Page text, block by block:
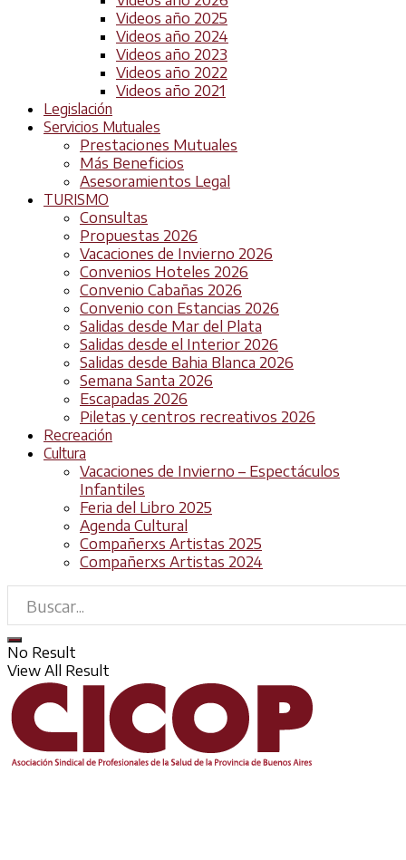
Videos año 2025
Videos año 2024
Videos año 2023
Videos año 2022
Videos año 2021
Legislación
Servicios Mutuales
Prestaciones Mutuales
Más Beneficios
Asesoramientos Legal
TURISMO
Consultas
Propuestas 2026
Vacaciones de Invierno 2026
Convenios Hoteles 2026
Convenio Cabañas 2026
Convenio con Estancias 2026
Salidas desde Mar del Plata
Salidas desde el Interior 2026
Salidas desde Bahia Blanca 2026
Semana Santa 2026
Escapadas 2026
Piletas y centros recreativos 2026
Recreación
Cultura
Vacaciones de Invierno – Espectáculos
Infantiles
Feria del Libro 2025
Agenda Cultural
Compañerxs Artistas 2025
Compañerxs Artistas 2024
No Result
View All Result